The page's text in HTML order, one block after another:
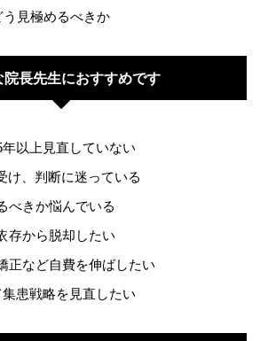
う見極めるべきか
院長先生におすすめです
以上見直していない
け、判断に迷っている
べきか悩んでいる
存から脱却したい
正など自費を伸ばしたい
患戦略を見直したい